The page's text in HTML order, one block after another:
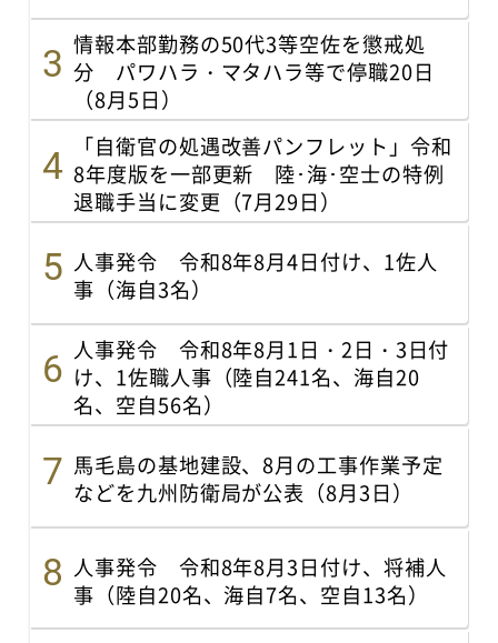
情報本部勤務の50代3等空佐を懲戒処
分 パワハラ・マタハラ等で停職20日
（8月5日）
「自衛官の処遇改善パンフレット」令和
8年度版を一部更新 陸･海･空士の特例
退職手当に変更（7月29日）
人事発令 令和8年8月4日付け、1佐人
事（海自3名）
人事発令 令和8年8月1日・2日・3日付
け、1佐職人事（陸自241名、海自20
名、空自56名）
馬毛島の基地建設、8月の工事作業予定
などを九州防衛局が公表（8月3日）
人事発令 令和8年8月3日付け、将補人
事（陸自20名、海自7名、空自13名）